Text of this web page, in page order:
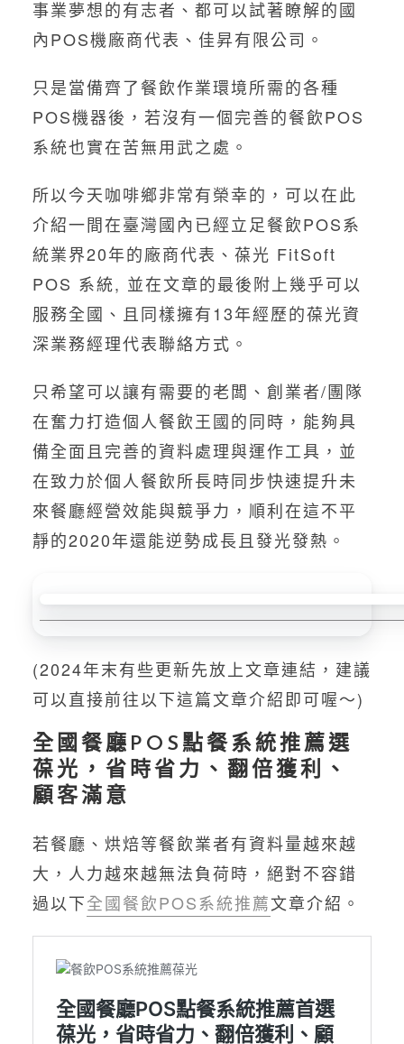
事業夢想的有志者、都可以試著瞭解的國
內POS機廠商代表、佳昇有限公司。
只是當備齊了餐飲作業環境所需的各種
POS機器後，若沒有一個完善的餐飲POS
系統也實在苦無用武之處。
所以今天咖啡鄉非常有榮幸的，可以在此
介紹一間在臺灣國內已經立足餐飲POS系
統業界20年的廠商代表、葆光 FitSoft
POS 系統, 並在文章的最後附上幾乎可以
服務全國、且同樣擁有13年經歷的葆光資
深業務經理代表聯絡方式。
只希望可以讓有需要的老闆、創業者/團隊
在奮力打造個人餐飲王國的同時，能夠具
備全面且完善的資料處理與運作工具，並
在致力於個人餐飲所長時同步快速提升未
來餐廳經營效能與競爭力，順利在這不平
靜的2020年還能逆勢成長且發光發熱。
(2024年末有些更新先放上文章連結，建議
可以直接前往以下這篇文章介紹即可喔～)
全國餐廳POS點餐系統推薦選
葆光，省時省力、翻倍獲利、
顧客滿意
若餐廳、烘焙等餐飲業者有資料量越來越
大，人力越來越無法負荷時，絕對不容錯
過以下全國餐飲POS系統推薦文章介紹。